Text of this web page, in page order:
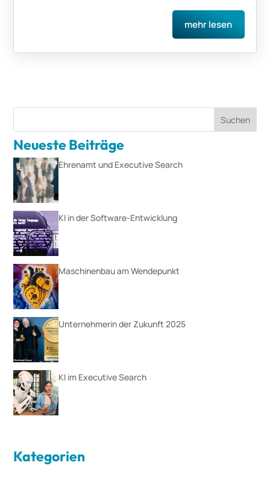
mehr lesen
Suchen
Neueste Beiträge
Ehrenamt und Executive Search
KI in der Software-Entwicklung
Maschinenbau am Wendepunkt
Unternehmerin der Zukunft 2025
KI im Executive Search
Kategorien